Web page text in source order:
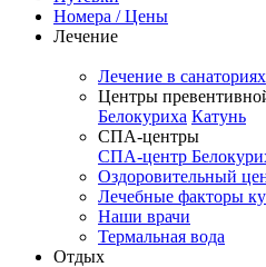
Номера / Цены
Лечение
Лечение в санаториях
Центры
Белокуриха Катунь
СПА-центры
СПА-центр
Оздоровительный
Лечебные факторы
Наши врачи
Термальная вода
Отдых